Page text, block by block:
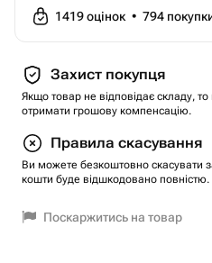
1419оцінок • 794
Захист покупця
Якщо товар не відповідає складу,
отримати грошову компенсацію.
Правила скасування
Ви можете безкоштовно скасувати
кошти буде відшкодовано повністю.
Поскаржитись на товар